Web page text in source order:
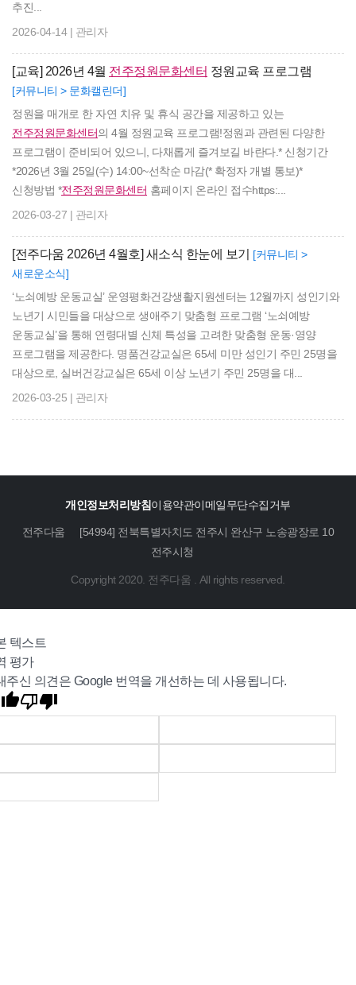
추진...
2026-04-14 | 관리자
[교육] 2026년 4월 전주정원문화센터 정원교육 프로그램
[커뮤니티 > 문화캘린더]
정원을 매개로 한 자연 치유 및 휴식 공간을 제공하고 있는
전주정원문화센터의 4월 정원교육 프로그램!정원과 관련된 다양한
프로그램이 준비되어 있으니, 다채롭게 즐겨보길 바란다.* 신청기간
*2026년 3월 25일(수) 14:00~선착순 마감(* 확정자 개별 통보)*
신청방법 *전주정원문화센터 홈페이지 온라인 접수https:...
2026-03-27 | 관리자
[전주다움 2026년 4월호] 새소식 한눈에 보기 [커뮤니티 >
새로운소식]
‘노쇠예방 운동교실’ 운영평화건강생활지원센터는 12월까지 성인기와
노년기 시민들을 대상으로 생애주기 맞춤형 프로그램 ‘노쇠예방
운동교실’을 통해 연령대별 신체 특성을 고려한 맞춤형 운동·영양
프로그램을 제공한다. 명품건강교실은 65세 미만 성인기 주민 25명을
대상으로, 실버건강교실은 65세 이상 노년기 주민 25명을 대...
2026-03-25 | 관리자
개인정보처리방침이용약관이메일무단수집거부
전주다움
[54994] 전북특별자치도 전주시 완산구 노송광장로 10
전주시청
Copyright 2020. 전주다움 . All rights reserved.
텍스트
평가
주신 의견은 Google 번역을 개선하는 데 사용됩니다.